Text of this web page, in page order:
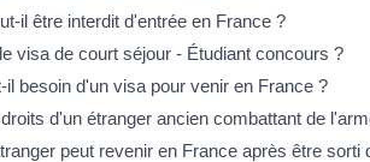
il être interdit d'entrée en France ?
visa de court séjour - Étudiant concours ?
il besoin d'un visa pour venir en France ?
d'un étranger ancien combattant de
peut revenir en France après être sorti